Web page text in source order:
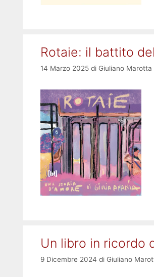
Rotaie: il battito
14 Marzo 2025 di Giuliano Marotta
Un libro in ricordo
9 Dicembre 2024 di Giuliano